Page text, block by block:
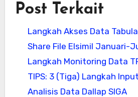
Post Terkait
Langkah Akses Data
Share File Elsimil Januari-
Langkah Monitoring Data
TIPS: 3 (Tiga) Langkah
Analisis Data Dallap SIGA